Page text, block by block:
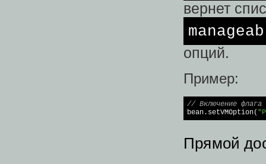
вернет
опций.
Пример:
// Включение флага
bean.setVMOption(
Прямой